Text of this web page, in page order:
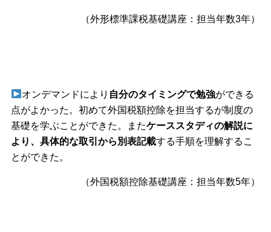
（外形標準課税基礎講座：担当年数3年）
オンデマンドにより 自分のタイミングで勉強ができる
点がよかった。初めて外国税額控除を担当するが制度の
基礎を学ぶことができた。またケーススタディの解説に
より、具体的な取引から別表記載する手順を理解するこ
とができた。
（外国税額控除基礎講座：担当年数5年）